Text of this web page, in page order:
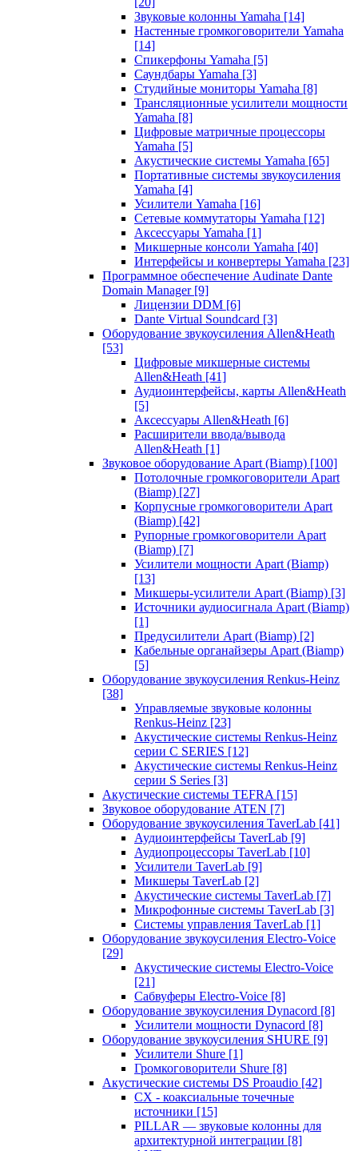
Звуковые колонны Yamaha [14]
Настенные громкоговорители Yamaha
[14]
Спикерфоны Yamaha [5]
Саундбары Yamaha [3]
Студийные мониторы Yamaha [8]
Трансляционные усилители мощности
Yamaha [8]
Цифровые матричные процессоры
Yamaha [5]
Акустические системы Yamaha [65]
Портативные системы звукоусиления
Yamaha [4]
Усилители Yamaha [16]
Сетевые коммутаторы Yamaha [12]
Аксессуары Yamaha [1]
Микшерные консоли Yamaha [40]
Интерфейсы и конвертеры Yamaha [23]
Программное обеспечение Audinate Dante
Domain Manager [9]
Лицензии DDM [6]
Dante Virtual Soundcard [3]
Оборудование звукоусиления Allen&Heath
[53]
Цифровые микшерные системы
Allen&Heath [41]
Аудиоинтерфейсы, карты Allen&Heath
[5]
Аксессуары Allen&Heath [6]
Расширители ввода/вывода
Allen&Heath [1]
Звуковое оборудование Apart (Biamp) [100]
Потолочные громкоговорители Apart
(Biamp) [27]
Корпусные громкоговорители Apart
(Biamp) [42]
Рупорные громкоговорители Apart
(Biamp) [7]
Усилители мощности Apart (Biamp)
[13]
Микшеры-усилители Apart (Biamp) [3]
Источники аудиосигнала Apart (Biamp)
[1]
Предусилители Apart (Biamp) [2]
Кабельные органайзеры Apart (Biamp)
[5]
Оборудование звукоусиления Renkus-Heinz
[38]
Управляемые звуковые колонны
Renkus-Heinz [23]
Акустические системы Renkus-Heinz
серии C SERIES [12]
Акустические системы Renkus-Heinz
серии S Series [3]
Акустические системы TEFRA [15]
Звуковое оборудование ATEN [7]
Оборудование звукоусиления TaverLab [41]
Аудиоинтерфейсы TaverLab [9]
Аудиопроцессоры TaverLab [10]
Усилители TaverLab [9]
Микшеры TaverLab [2]
Акустические системы TaverLab [7]
Микрофонные системы TaverLab [3]
Системы управления TaverLab [1]
Оборудование звукоусиления Electro-Voice
[29]
Акустические системы Electro-Voice
[21]
Сабвуферы Electro-Voice [8]
Оборудование звукоусиления Dynacord [8]
Усилители мощности Dynacord [8]
Оборудование звукоусиления SHURE [9]
Усилители Shure [1]
Громкоговорители Shure [8]
Акустические системы DS Proaudio [42]
CX - коаксиальные точечные
источники [15]
PILLAR — звуковые колонны для
архитектурной интеграции [8]